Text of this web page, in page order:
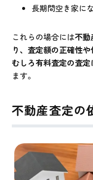
長期間空き家に
これらの場合には不動
り、査定額の正確性
むしろ有料査定の査
ます。
不動産査定の